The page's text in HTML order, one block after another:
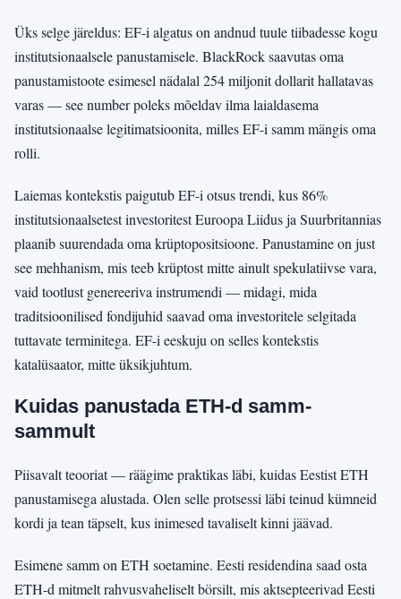
Üks selge järeldus: EF-i algatus on andnud tuule tiibadesse kogu
institutsionaalsele panustamisele. BlackRock saavutas oma
panustamistoote esimesel nädalal 254 miljonit dollarit hallatavas
varas — see number poleks mõeldav ilma laialdasema
institutsionaalse legitimatsioonita, milles EF-i samm mängis oma
rolli.
Laiemas kontekstis paigutub EF-i otsus trendi, kus 86%
institutsionaalsetest investoritest Euroopa Liidus ja Suurbritannias
plaanib suurendada oma krüptopositsioone. Panustamine on just
see mehhanism, mis teeb krüptost mitte ainult spekulatiivse vara,
vaid tootlust genereeriva instrumendi — midagi, mida
traditsioonilised fondijuhid saavad oma investoritele selgitada
tuttavate terminitega. EF-i eeskuju on selles kontekstis
katalüsaator, mitte üksikjuhtum.
Kuidas panustada ETH-d samm-
sammult
Piisavalt teooriat — räägime praktikas läbi, kuidas Eestist ETH
panustamisega alustada. Olen selle protsessi läbi teinud kümneid
kordi ja tean täpselt, kus inimesed tavaliselt kinni jäävad.
Esimene samm on ETH soetamine. Eesti residendina saad osta
ETH-d mitmelt rahvusvaheliselt börsilt, mis aktsepteerivad Eesti